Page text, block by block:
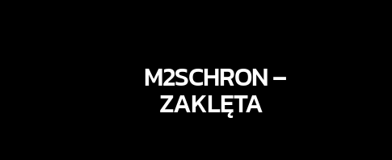
M2SCHRON –
ZAKLĘTA